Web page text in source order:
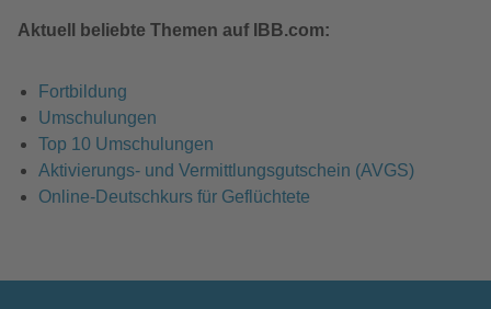
Aktuell beliebte Themen auf IBB.com:
Fortbildung
Umschulungen
Top 10 Umschulungen
Aktivierungs- und Vermittlungsgutschein (AVGS)
Online-Deutschkurs für Geflüchtete